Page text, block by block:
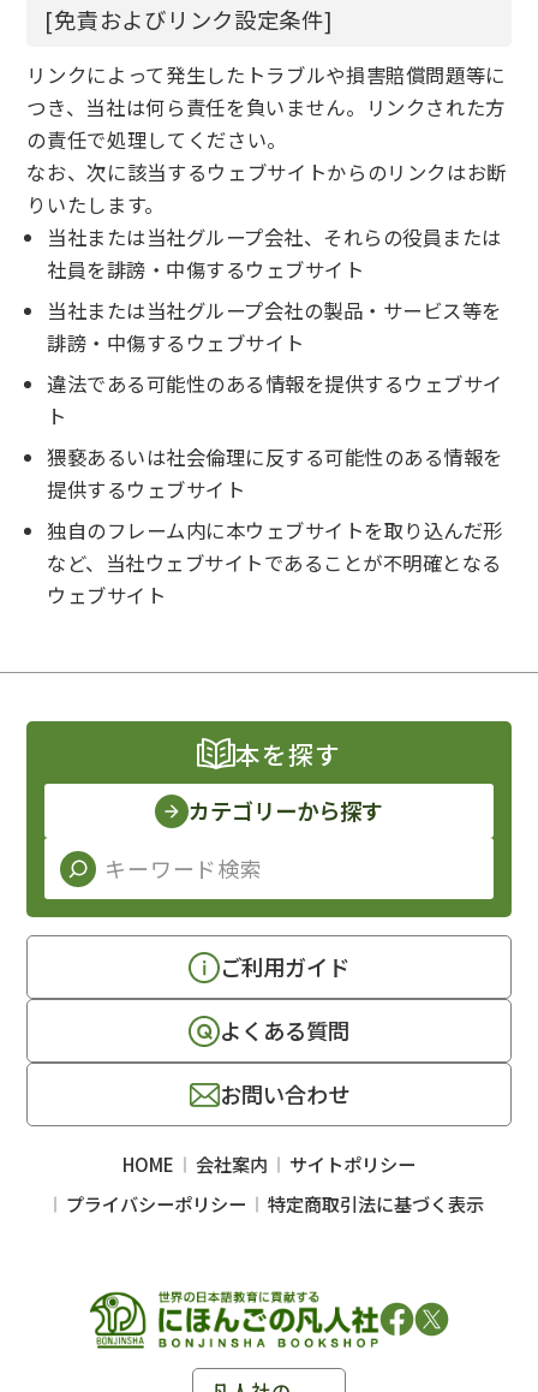
[免責およびリンク設定条件]
リンクによって発生したトラブルや損害賠償問題等に
つき、当社は何ら責任を負いません。リンクされた方
の責任で処理してください。
なお、次に該当するウェブサイトからのリンクはお断
りいたします。
当社または当社グループ会社、それらの役員または
社員を誹謗・中傷するウェブサイト
当社または当社グループ会社の製品・サービス等を
誹謗・中傷するウェブサイト
違法である可能性のある情報を提供するウェブサイ
ト
猥褻あるいは社会倫理に反する可能性のある情報を
提供するウェブサイト
独自のフレーム内に本ウェブサイトを取り込んだ形
など、当社ウェブサイトであることが不明確となる
ウェブサイト
本を探す
カテゴリーから探す
ご利用ガイド
よくある質問
お問い合わせ
HOME 会社案内
サイトポリシー
プライバシーポリシー
特定商取引法に基づく表示